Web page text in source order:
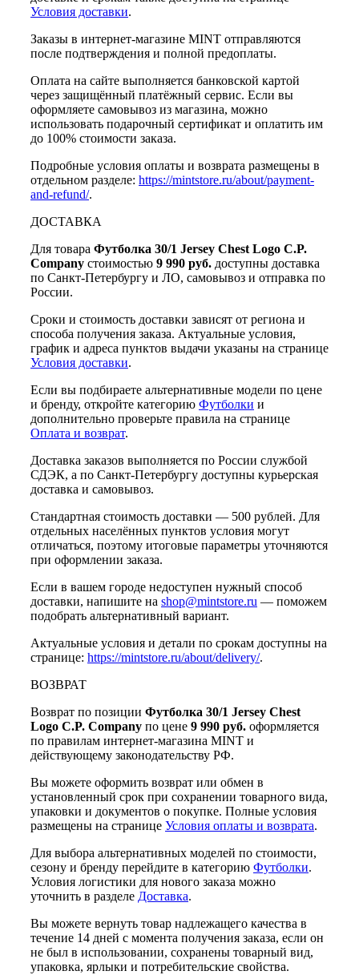
Условия доставки.
Заказы в интернет-магазине MINT отправляются
после подтверждения и полной предоплаты.
Оплата на сайте выполняется банковской картой
через защищённый платёжный сервис. Если вы
оформляете самовывоз из магазина, можно
использовать подарочный сертификат и оплатить им
до 100% стоимости заказа.
Подробные условия оплаты и возврата размещены в
отдельном разделе: https://mintstore.ru/about/payment-
and-refund/.
ДОСТАВКА
Для товара Футболка 30/1 Jersey Chest Logo C.P.
Company стоимостью 9 990 руб. доступны доставка
по Санкт-Петербургу и ЛО, самовывоз и отправка по
России.
Сроки и стоимость доставки зависят от региона и
способа получения заказа. Актуальные условия,
график и адреса пунктов выдачи указаны на странице
Условия доставки.
Если вы подбираете альтернативные модели по цене
и бренду, откройте категорию Футболки и
дополнительно проверьте правила на странице
Оплата и возврат.
Доставка заказов выполняется по России службой
СДЭК, а по Санкт-Петербургу доступны курьерская
доставка и самовывоз.
Стандартная стоимость доставки — 500 рублей. Для
отдельных населённых пунктов условия могут
отличаться, поэтому итоговые параметры уточняются
при оформлении заказа.
Если в вашем городе недоступен нужный способ
доставки, напишите на shop@mintstore.ru — поможем
подобрать альтернативный вариант.
Актуальные условия и детали по срокам доступны на
странице: https://mintstore.ru/about/delivery/.
ВОЗВРАТ
Возврат по позиции Футболка 30/1 Jersey Chest
Logo C.P. Company по цене 9 990 руб. оформляется
по правилам интернет-магазина MINT и
действующему законодательству РФ.
Вы можете оформить возврат или обмен в
установленный срок при сохранении товарного вида,
упаковки и документов о покупке. Полные условия
размещены на странице Условия оплаты и возврата.
Для выбора альтернативных моделей по стоимости,
сезону и бренду перейдите в категорию Футболки.
Условия логистики для нового заказа можно
уточнить в разделе Доставка.
Вы можете вернуть товар надлежащего качества в
течение 14 дней с момента получения заказа, если он
не был в использовании, сохранены товарный вид,
упаковка, ярлыки и потребительские свойства.